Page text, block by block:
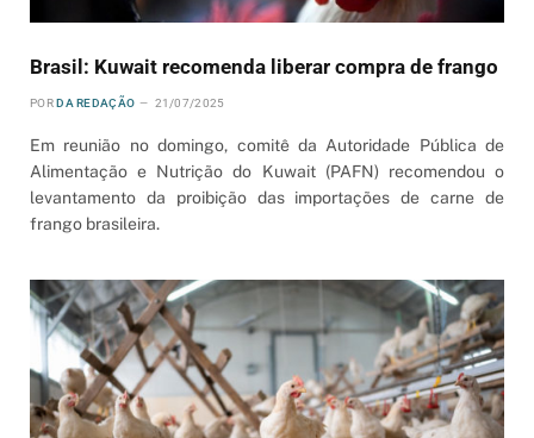
Brasil: Kuwait recomenda liberar compra de frango
POR DA REDAÇÃO 21/07/2025
Em reunião no domingo, comitê da Autoridade Pública de
Alimentação e Nutrição do Kuwait (PAFN) recomendou o
levantamento da proibição das importações de carne de
frango brasileira.